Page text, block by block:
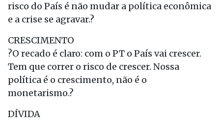
risco do País é não mudar a política econômica
e a crise se agravar.?
CRESCIMENTO
?O recado é claro: com o PT o País vai crescer.
Tem que correr o risco de crescer. Nossa
política é o crescimento, não é o
monetarismo.?
DÍVIDA